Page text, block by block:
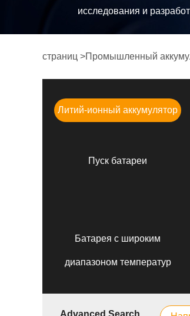
исследования и
страниц >Промышленный
Литий-ионный аккумулятор
Пуск батареи
Батарея с широким
диапазоном температур
Advanced Search